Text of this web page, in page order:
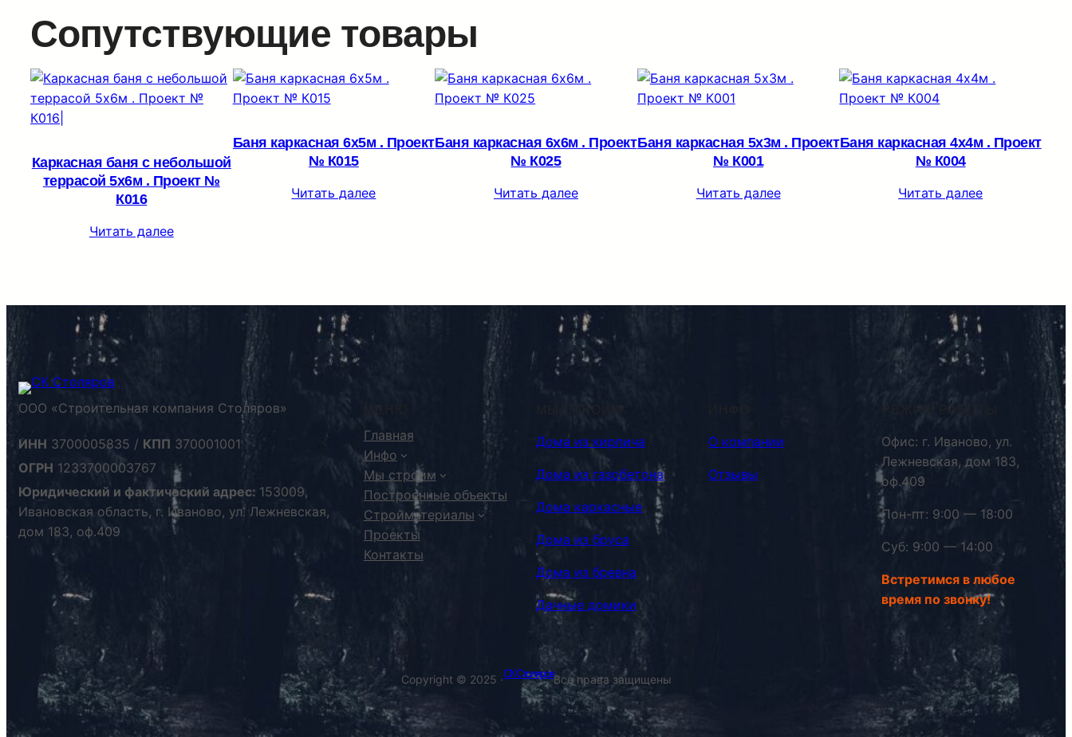
Сопутствующие товары
Каркасная баня с небольшой
террасой 5х6м . Проект №
К016
Читать далее
Баня каркасная 6х5м . Проект
№ К015
Читать далее
Баня каркасная 6х6м . Проект
№ К025
Читать далее
Баня каркасная 5х3м . Проект
№ К001
Читать далее
Баня каркасная 4х4м . Проект
№ К004
Читать далее
ООО «Строительная компания Столяров»
ИНН 3700005835 / КПП 370001001
ОГРН 1233700003767
Юридический и фактический адрес: 153009,
Ивановская область, г. Иваново, ул. Лежневская,
дом 183, оф.409
Главная
Инфо
Мы строим
Построенные объекты
Стройматериалы
Проекты
Контакты
МЫ СТРОИМ
Дома из кирпича
Дома из газобетона
Дома каркасные
Дома из бруса
Дома из бревна
Дачные домики
О компании
Отзывы
РЕЖИМ РАБОТЫ
Офис: г. Иваново, ул.
Лежневская, дом 183,
оф.409
Пон-пт: 9:00 — 18:00
Суб: 9:00 — 14:00
Встретимся в любое
время по звонку!
Copyright © 2025 ·СК СтоляровВсе права защищены